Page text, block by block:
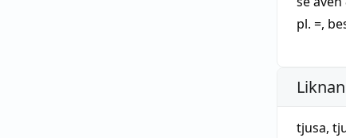
pl. =,
tjusa,